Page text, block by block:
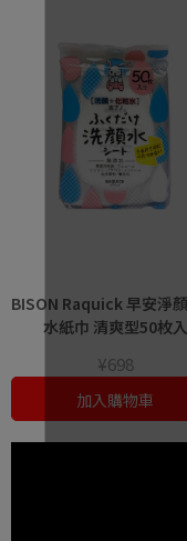
BISON Raquick 早安淨
水紙巾 清爽型50枚入
¥698
加入購物車